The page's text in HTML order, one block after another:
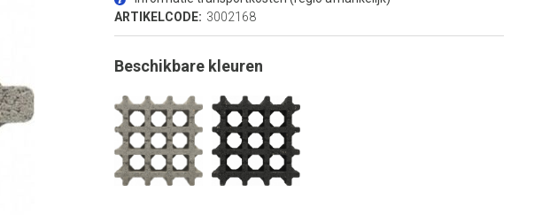
ARTIKELCODE: 3002168
Beschikbare kleuren